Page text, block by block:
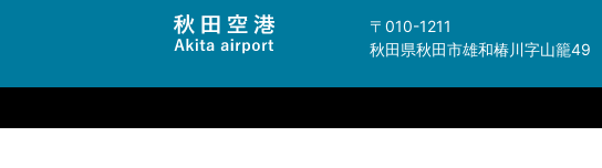
〒010-1211
秋田県秋田市雄和椿川字山籠49